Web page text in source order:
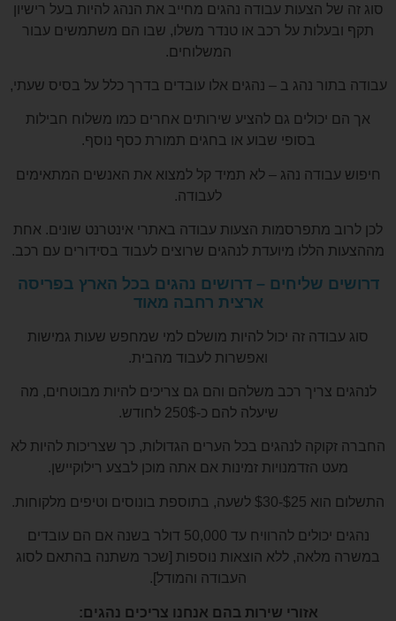
סוג זה של הצעות עבודה נהגים מחייב את הנהג להיות בעל רישיון
תקף ובעלות על רכב או טנדר משלו, שבו הם משתמשים עבור
המשלוחים.
עבודה בתור נהג ב – נהגים אלו עובדים בדרך כלל על בסיס שעתי,
אך הם יכולים גם להציע שירותים אחרים כמו משלוח חבילות
בסופי שבוע או בחגים תמורת כסף נוסף.
חיפוש עבודה נהג – לא תמיד קל למצוא את האנשים המתאימים
לעבודה.
לכן לרוב מתפרסמות הצעות עבודה באתרי אינטרנט שונים. אחת
מההצעות הללו מיועדת לנהגים שרוצים לעבוד בסידורים עם רכב.
דרושים שליחים – דרושים נהגים בכל הארץ בפריסה
ארצית רחבה מאוד
סוג עבודה זה יכול להיות מושלם למי שמחפש שעות גמישות
ואפשרות לעבוד מהבית.
לנהגים צריך רכב משלהם והם גם צריכים להיות מבוטחים, מה
שיעלה להם כ-250$ לחודש.
החברה זקוקה לנהגים בכל הערים הגדולות, כך שצריכות להיות לא
מעט הזדמנויות זמינות אם אתה מוכן לבצע רילוקיישן.
התשלום הוא $25-$30 לשעה, בתוספת בונוסים וטיפים מלקוחות.
נהגים יכולים להרוויח עד 50,000 דולר בשנה אם הם עובדים
במשרה מלאה, ללא הוצאות נוספות [שכר משתנה בהתאם לסוג
העבודה והמודל].
אזורי שירות בהם אנחנו צריכים נהגים: